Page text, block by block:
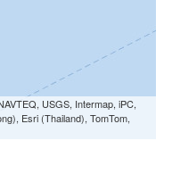
USGS, Intermap, iPC,
Esri (Thailand), TomTom,